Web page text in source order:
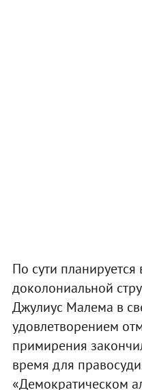
По сути
доколониальной
Джулиус Малема в
удовлетворением
примирения
время для
«Демократическом